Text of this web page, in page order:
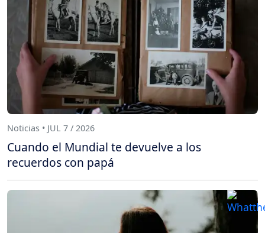
Noticias • JUL 7 / 2026
Cuando el Mundial te devuelve a los
recuerdos con papá